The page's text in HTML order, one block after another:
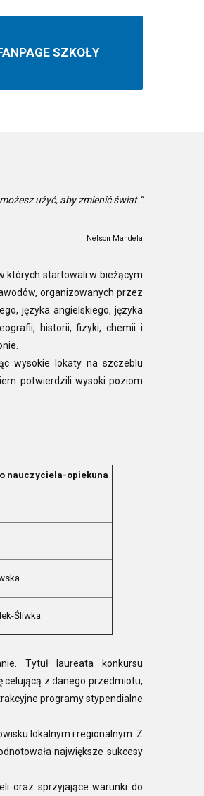
SZKOŁY
użyć, aby zmienić świat.”
Nelson Mandela
których startowali w bieżącym
organizowanych przez
języka angielskiego, języka
historii, fizyki, chemii i
wysokie lokaty na szczeblu
potwierdzili wysoki poziom
nauczyciela-opiekuna
Śliwka
Tytuł laureata konkursu
celującą z danego przedmiotu,
programy stypendialne
lokalnym i regionalnym. Z
największe sukcesy
oraz sprzyjające warunki do